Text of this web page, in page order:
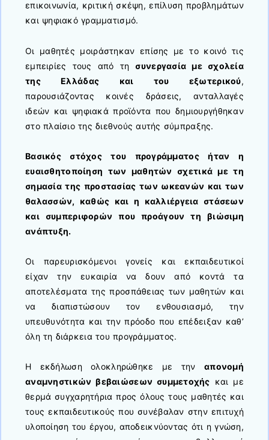
επικοινωνία, κριτική σκέψη, επίλυση προβλημάτων
και ψηφιακό γραμματισμό.
Οι μαθητές μοιράστηκαν επίσης με το κοινό τις
εμπειρίες τους από τη συνεργασία με σχολεία
της Ελλάδας και του εξωτερικού,
παρουσιάζοντας κοινές δράσεις, ανταλλαγές
ιδεών και ψηφιακά προϊόντα που δημιουργήθηκαν
στο πλαίσιο της διεθνούς αυτής σύμπραξης.
Βασικός στόχος του προγράμματος ήταν η
ευαισθητοποίηση των μαθητών σχετικά με τη
σημασία της προστασίας των ωκεανών και των
θαλασσών, καθώς και η καλλιέργεια στάσεων
και συμπεριφορών που προάγουν τη βιώσιμη
ανάπτυξη.
Οι παρευρισκόμενοι γονείς και εκπαιδευτικοί
είχαν την ευκαιρία να δουν από κοντά τα
αποτελέσματα της προσπάθειας των μαθητών και
να διαπιστώσουν τον ενθουσιασμό, την
υπευθυνότητα και την πρόοδο που επέδειξαν καθ’
όλη τη διάρκεια του προγράμματος.
Η εκδήλωση ολοκληρώθηκε με τηναπονομή
αναμνηστικών βεβαιώσεων συμμετοχής και με
θερμά συγχαρητήρια προς όλους τους μαθητές και
τους εκπαιδευτικούς που συνέβαλαν στην επιτυχή
υλοποίηση του έργου, αποδεικνύοντας ότι η γνώση,